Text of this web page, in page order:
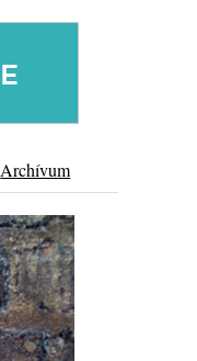
Archívum